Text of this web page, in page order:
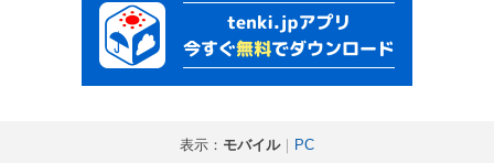
表示： モバイル｜ PC